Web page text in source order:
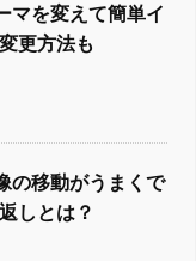
マを変えて簡単イ
更方法も
の移動がうまくで
しとは？